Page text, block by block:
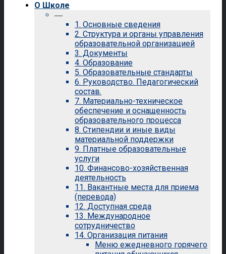
О Школе
—
1. Основные сведения
2. Структура и органы управления
образовательной организацией
3. Документы
4. Образование
5. Образовательные стандарты
6. Руководство. Педагогический
состав.
7. Материально-техническое
обеспечение и оснащенность
образовательного процесса
8. Стипендии и иные виды
материальной поддержки
9. Платные образовательные
услуги
10. Финансово-хозяйственная
деятельность
11. Вакантные места для приема
(перевода)
12. Доступная среда
13. Международное
сотрудничество
14. Организация питания
Меню ежедневного горячего